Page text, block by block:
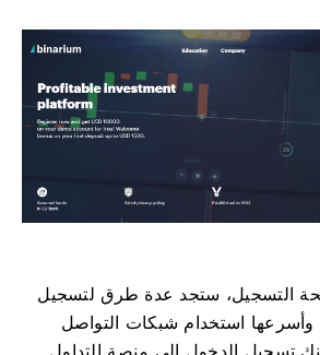
التسجيل، ستجد عدة طرق لتسجيل
وأسرعها استخدام شبكات التواصل
تسجيل الدخول إلى منصة التداول